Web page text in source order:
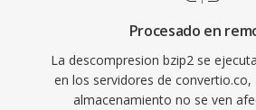
Procesado en
La descompresion bzip2 se
en los servidores de convertio.co,
almacenamiento no se ven